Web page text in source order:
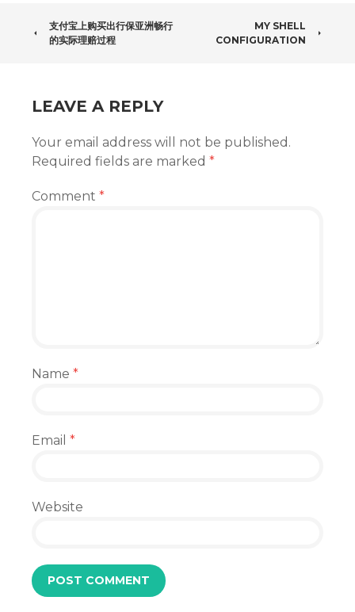
POST
支付宝上购买出行保亚洲畅行
的实际理赔过程
MY SHELL
CONFIGURATION
LEAVE A REPLY
Your email address will not be published.
Required fields are marked *
Comment *
Name *
Email *
Website